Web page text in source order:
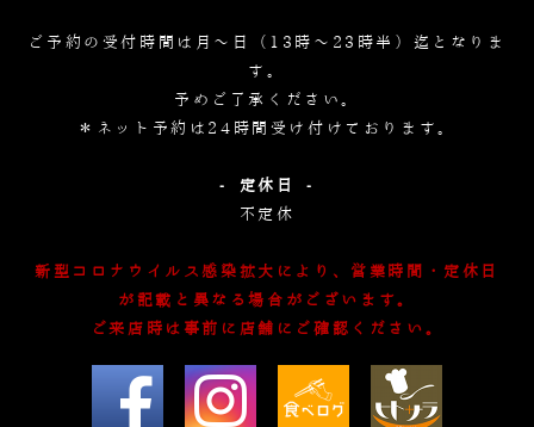
ご予約の受付時間は月～日（13時～23時半）迄となりま
す。
予めご了承ください。
＊ネット予約は24時間受け付けております。
- 定休日 -
不定休
新型コロナウイルス感染拡大により、営業時間・定休日
が記載と異なる場合がございます。
ご来店時は事前に店舗にご確認ください。